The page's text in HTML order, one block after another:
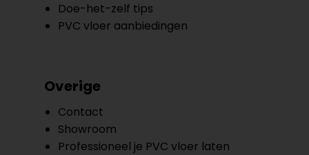
Doe-het-zelf tips
PVC vloer aanbiedingen
Overige
Contact
Showroom
Professioneel je PVC vloer laten